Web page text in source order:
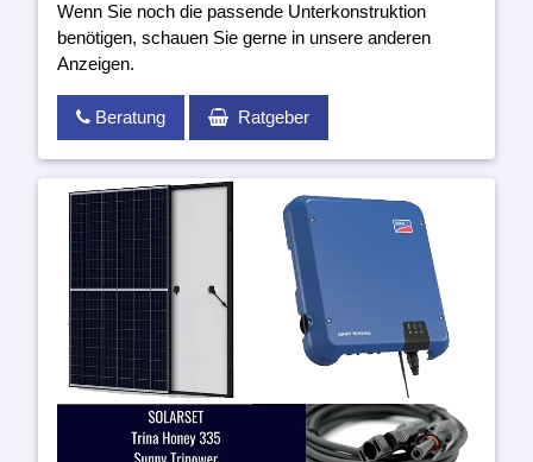
Wenn Sie noch die passende Unterkonstruktion
benötigen, schauen Sie gerne in unsere anderen
Anzeigen.
Beratung Ratgeber